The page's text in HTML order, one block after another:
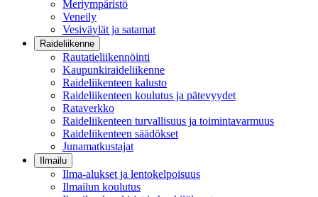
Meriympäristö
Veneily
Vesiväylät ja satamat
Raideliikenne
Rautatieliikennöinti
Kaupunkiraideliikenne
Raideliikenteen kalusto
Raideliikenteen koulutus ja pätevyydet
Rataverkko
Raideliikenteen turvallisuus ja toimintavarmuus
Raideliikenteen säädökset
Junamatkustajat
Ilmailu
Ilma-alukset ja lentokelpoisuus
Ilmailun koulutus